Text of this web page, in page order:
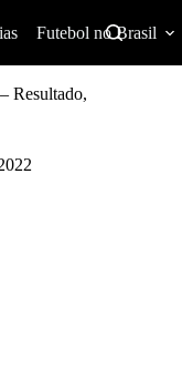
Futebol no Brasil
Resultado,